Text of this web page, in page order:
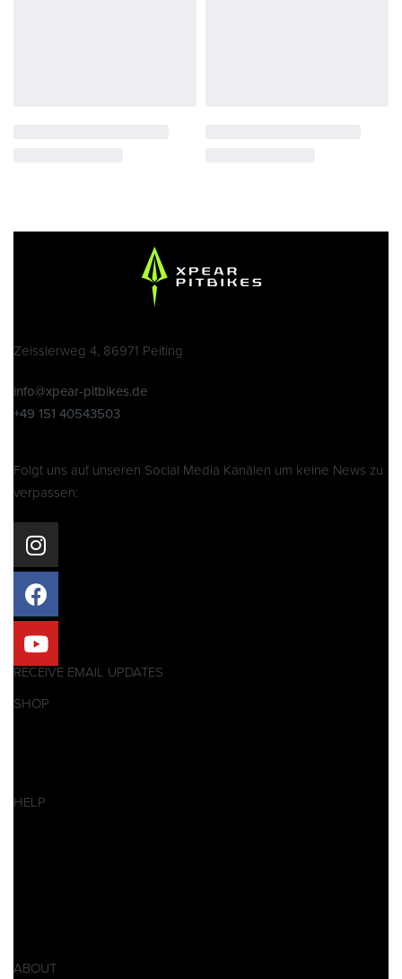
Zeisslerweg 4, 86971 Peiting
info@xpear-pitbikes.de
+49 151 40543503
Folgt uns auf unseren Social Media Kanälen um keine News zu
verpassen:
RECEIVE EMAIL UPDATES
SHOP
HELP
ABOUT